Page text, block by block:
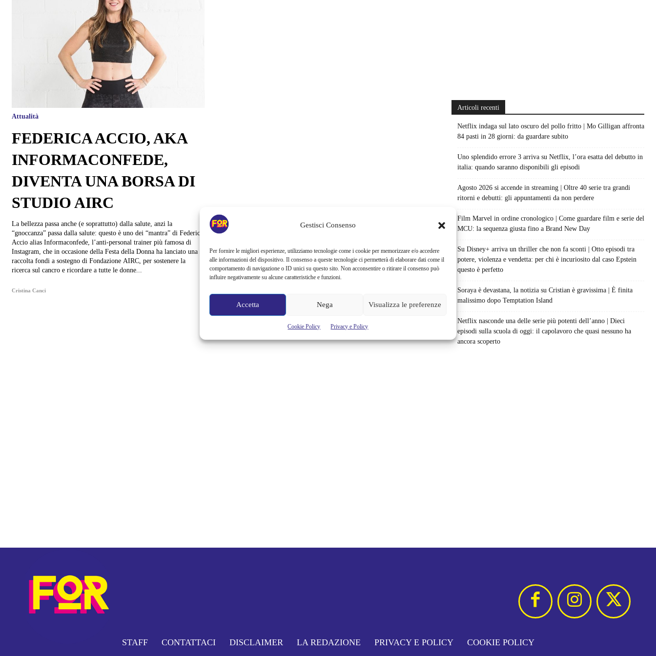
Gestisci Consenso
Per fornire le migliori esperienze, utilizziamo tecnologie come i cookie per memorizzare e/o accedere
alle informazioni del dispositivo. Il consenso a queste tecnologie ci permetterà di elaborare dati come il
comportamento di navigazione o ID unici su questo sito. Non acconsentire o ritirare il consenso può
influire negativamente su alcune caratteristiche e funzioni.
Accetta Nega Visualizza le preferenze
Cookie Policy Privacy e Policy
Attualità
FEDERICA ACCIO, AKA
INFORMACONFEDE,
DIVENTA UNA BORSA DI
STUDIO AIRC
La bellezza passa anche (e soprattutto) dalla salute, anzi la
“gnoccanza” passa dalla salute: questo è uno dei “mantra” di Federica
Accio alias Informaconfede, l’anti-personal trainer più famosa di
Instagram, che in occasione della Festa della Donna ha lanciato una
raccolta fondi a sostegno di Fondazione AIRC, per sostenere la
ricerca sul cancro e ricordare a tutte le donne...
Cristina Canci
Articoli recenti
Netflix indaga sul lato oscuro del pollo fritto | Mo Gilligan affronta
84 pasti in 28 giorni: da guardare subito
Uno splendido errore 3 arriva su Netflix, l’ora esatta del debutto in
italia: quando saranno disponibili gli episodi
Agosto 2026 si accende in streaming | Oltre 40 serie tra grandi
ritorni e debutti: gli appuntamenti da non perdere
Film Marvel in ordine cronologico | Come guardare film e serie del
MCU: la sequenza giusta fino a Brand New Day
Su Disney+ arriva un thriller che non fa sconti | Otto episodi tra
potere, violenza e vendetta: per chi è incuriosito dal caso Epstein
questo è perfetto
Soraya è devastana, la notizia su Cristian è gravissima | È finita
malissimo dopo Temptation Island
Netflix nasconde una delle serie più potenti dell’anno | Dieci
episodi sulla scuola di oggi: il capolavoro che quasi nessuno ha
ancora scoperto
STAFF CONTATTACI DISCLAIMER LA REDAZIONE PRIVACY E POLICY COOKIE POLICY